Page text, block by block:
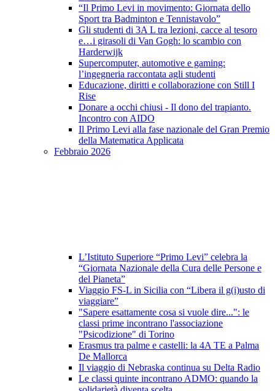
“Il Primo Levi in movimento: Giornata dello
Sport tra Badminton e Tennistavolo”
Gli studenti di 3A L tra lezioni, cacce al tesoro
e…i girasoli di Van Gogh: lo scambio con
Harderwijk
Supercomputer, automotive e gaming:
l’ingegneria raccontata agli studenti
Educazione, diritti e collaborazione con Still I
Rise
Donare a occhi chiusi - Il dono del trapianto.
Incontro con AIDO
Il Primo Levi alla fase nazionale del Gran Premio
della Matematica Applicata
Febbraio 2026
L’Istituto Superiore “Primo Levi” celebra la
“Giornata Nazionale della Cura delle Persone e
del Pianeta”
Viaggio FS-L in Sicilia con “Libera il g(i)usto di
viaggiare”
"Sapere esattamente cosa si vuole dire...": le
classi prime incontrano l'associazione
"Psicodizione" di Torino
Erasmus tra palme e castelli: la 4A TE a Palma
De Mallorca
Il viaggio di Nebraska continua su Delta Radio
Le classi quinte incontrano ADMO: quando la